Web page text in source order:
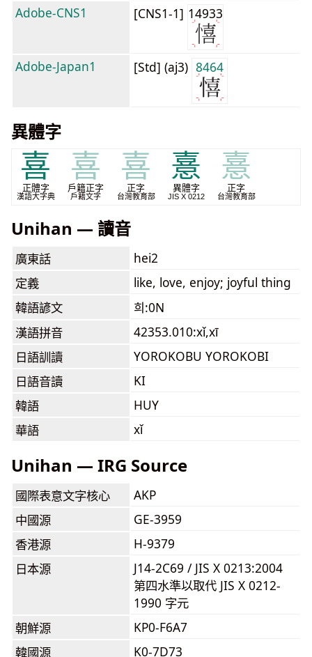
Adobe-CNS1
[CNS1-1] 14933
Adobe-Japan1 [Std] (aj3) 8464
異體字
喜
正體字
漢語大字典
喜
戶籍正字
戶籍文字
喜
正字
台灣教育部
憙
異體字
JIS X 0212
憙
正字
台灣教育部
Unihan — 讀音
廣東話
hei2
定義
like, love, enjoy; joyful thing
韓語諺文
희:0N
漢語拼音
42353.010:xǐ,xī
日語訓讀
YOROKOBU YOROKOBI
日語音讀
KI
韓語
HUY
華語
xǐ
Unihan — IRG Source
國際表意文字核心
AKP
中國源
GE-3959
香港源
H-9379
日本源
J14-2C69 / JIS X 0213:2004
第四水準以取代 JIS X 0212-
1990 字元
朝鮮源
KP0-F6A7
韓國源
K0-7D73